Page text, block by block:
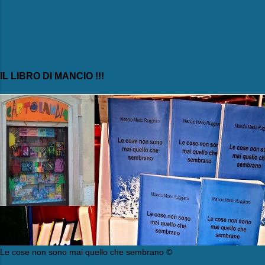
IL LIBRO DI MANCIO !!!
Le cose non sono mai quello che sembrano ©